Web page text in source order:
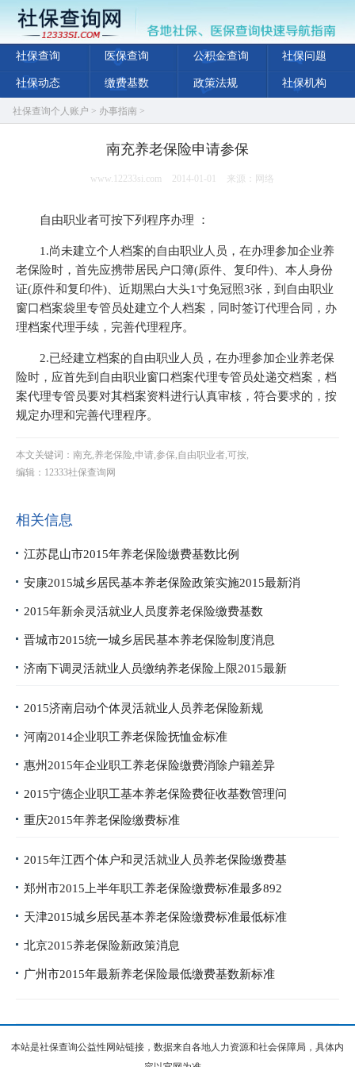
社保查询 医保查询 公积金查询 社保问题
社保动态 缴费基数 政策法规 社保机构
社保查询个人账户 > 办事指南 >
南充养老保险申请参保
www.12233si.com 2014-01-01 来源：网络
自由职业者可按下列程序办理 ：
1.尚未建立个人档案的自由职业人员，在办理参加企业养
老保险时，首先应携带居民户口簿(原件、复印件)、本人身份
证(原件和复印件)、近期黑白大头1寸免冠照3张，到自由职业
窗口档案袋里专管员处建立个人档案，同时签订代理合同，办
理档案代理手续，完善代理程序。
2.已经建立档案的自由职业人员，在办理参加企业养老保
险时，应首先到自由职业窗口档案代理专管员处递交档案，档
案代理专管员要对其档案资料进行认真审核，符合要求的，按
规定办理和完善代理程序。
本文关键词：南充,养老保险,申请,参保,自由职业者,可按,
编辑：12333社保查询网
相关信息
江苏昆山市2015年养老保险缴费基数比例
安康2015城乡居民基本养老保险政策实施2015最新消
2015年新余灵活就业人员度养老保险缴费基数
晋城市2015统一城乡居民基本养老保险制度消息
济南下调灵活就业人员缴纳养老保险上限2015最新
2015济南启动个体灵活就业人员养老保险新规
河南2014企业职工养老保险抚恤金标准
惠州2015年企业职工养老保险缴费消除户籍差异
2015宁德企业职工基本养老保险费征收基数管理问
重庆2015年养老保险缴费标准
2015年江西个体户和灵活就业人员养老保险缴费基
郑州市2015上半年职工养老保险缴费标准最多892
天津2015城乡居民基本养老保险缴费标准最低标准
北京2015养老保险新政策消息
广州市2015年最新养老保险最低缴费基数新标准
本站是社保查询公益性网站链接，数据来自各地人力资源和社会保障局，具体内